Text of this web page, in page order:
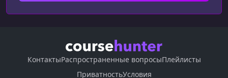
речь заходит о выборе технологий, оценке
умения чаще всего становятся барьером на
пути к senior-позиции. Курс помогает пре
КонтактыРаспространенные вопросыПлейлисты
ПриватностьУсловия